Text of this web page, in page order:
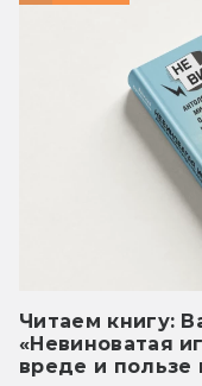
Читаем книгу:
«Невиноватая
вреде и пользе